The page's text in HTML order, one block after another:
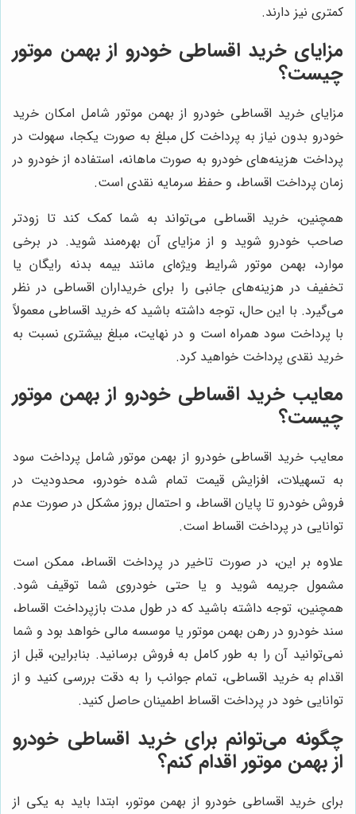
کمتری نیز دارند.
مزایای خرید اقساطی خودرو از بهمن موتور
چیست؟
مزایای خرید اقساطی خودرو از بهمن موتور شامل امکان خرید
خودرو بدون نیاز به پرداخت کل مبلغ به صورت یکجا، سهولت در
پرداخت هزینه‌های خودرو به صورت ماهانه، استفاده از خودرو در
زمان پرداخت اقساط، و حفظ سرمایه نقدی است.
همچنین، خرید اقساطی می‌تواند به شما کمک کند تا زودتر
صاحب خودرو شوید و از مزایای آن بهره‌مند شوید. در برخی
موارد، بهمن موتور شرایط ویژه‌ای مانند بیمه بدنه رایگان یا
تخفیف در هزینه‌های جانبی را برای خریداران اقساطی در نظر
می‌گیرد. با این حال، توجه داشته باشید که خرید اقساطی معمولاً
با پرداخت سود همراه است و در نهایت، مبلغ بیشتری نسبت به
خرید نقدی پرداخت خواهید کرد.
معایب خرید اقساطی خودرو از بهمن موتور
چیست؟
معایب خرید اقساطی خودرو از بهمن موتور شامل پرداخت سود
به تسهیلات، افزایش قیمت تمام شده خودرو، محدودیت در
فروش خودرو تا پایان اقساط، و احتمال بروز مشکل در صورت عدم
توانایی در پرداخت اقساط است.
علاوه بر این، در صورت تاخیر در پرداخت اقساط، ممکن است
مشمول جریمه شوید و یا حتی خودروی شما توقیف شود.
همچنین، توجه داشته باشید که در طول مدت بازپرداخت اقساط،
سند خودرو در رهن بهمن موتور یا موسسه مالی خواهد بود و شما
نمی‌توانید آن را به طور کامل به فروش برسانید. بنابراین، قبل از
اقدام به خرید اقساطی، تمام جوانب را به دقت بررسی کنید و از
توانایی خود در پرداخت اقساط اطمینان حاصل کنید.
چگونه می‌توانم برای خرید اقساطی خودرو
از بهمن موتور اقدام کنم؟
برای خرید اقساطی خودرو از بهمن موتور، ابتدا باید به یکی از